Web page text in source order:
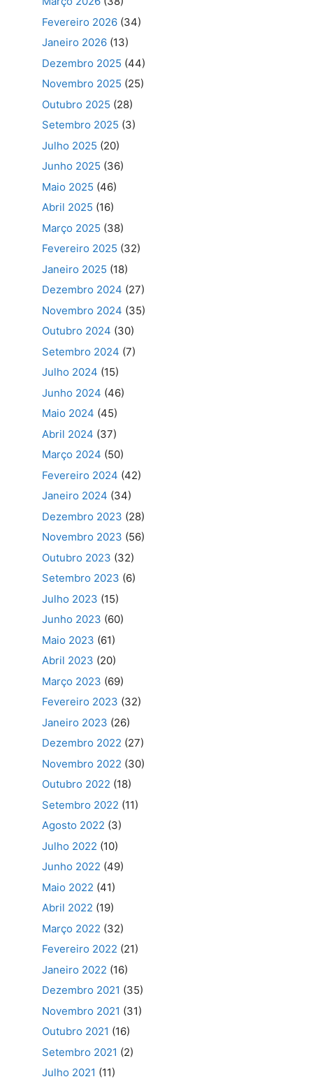
Fevereiro 2026 (34)
Janeiro 2026 (13)
Dezembro 2025 (44)
Novembro 2025 (25)
Outubro 2025 (28)
Setembro 2025 (3)
Julho 2025 (20)
Junho 2025 (36)
Maio 2025 (46)
Abril 2025 (16)
Março 2025 (38)
Fevereiro 2025 (32)
Janeiro 2025 (18)
Dezembro 2024 (27)
Novembro 2024 (35)
Outubro 2024 (30)
Setembro 2024 (7)
Julho 2024 (15)
Junho 2024 (46)
Maio 2024 (45)
Abril 2024 (37)
Março 2024 (50)
Fevereiro 2024 (42)
Janeiro 2024 (34)
Dezembro 2023 (28)
Novembro 2023 (56)
Outubro 2023 (32)
Setembro 2023 (6)
Julho 2023 (15)
Junho 2023 (60)
Maio 2023 (61)
Abril 2023 (20)
Março 2023 (69)
Fevereiro 2023 (32)
Janeiro 2023 (26)
Dezembro 2022 (27)
Novembro 2022 (30)
Outubro 2022 (18)
Setembro 2022 (11)
Agosto 2022 (3)
Julho 2022 (10)
Junho 2022 (49)
Maio 2022 (41)
Abril 2022 (19)
Março 2022 (32)
Fevereiro 2022 (21)
Janeiro 2022 (16)
Dezembro 2021 (35)
Novembro 2021 (31)
Outubro 2021 (16)
Setembro 2021 (2)
Julho 2021 (11)